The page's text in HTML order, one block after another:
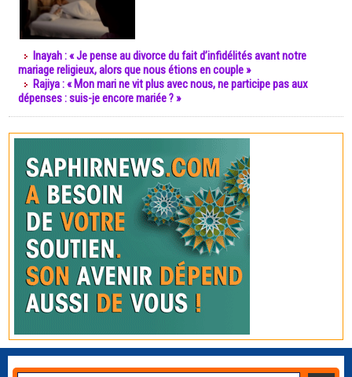
Inayah : « Je pense au divorce du fait d’infidélités avant notre
mariage religieux, alors que nous étions en couple »
Rajiya : « Mon mari ne vit plus avec nous, ne participe pas aux
dépenses : suis-je encore mariée ? »